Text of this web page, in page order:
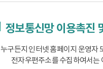
정보통신망 이용촉진
누구든지 인터넷 홈페이지 운영자
전자우편주소를 수집하여서는